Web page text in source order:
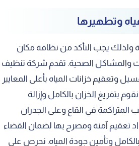
وتطهيرها
ولذلك يجب التأكد من نظافة مكان
والمشاكل الصحية. تقدم شركة تنظيف
وتعقيم خزانات المياه بأعلى المعايير
بتفريغ الخزان بالكامل وإزالة
المتراكمة في القاع وعلى الجدران
تعقيم آمنة ومصرح بها لضمان القضاء
بالكامل وتأمين جودة المياه. نحرص على